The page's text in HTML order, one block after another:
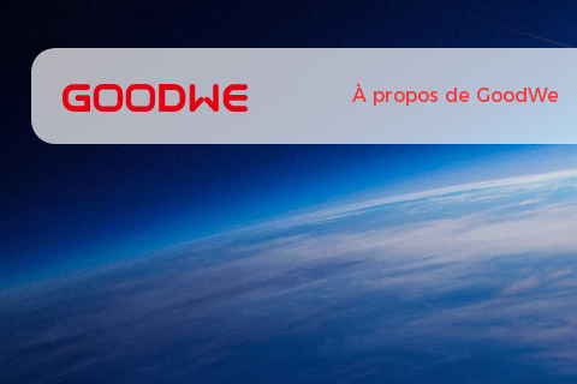
À propos de GoodWe